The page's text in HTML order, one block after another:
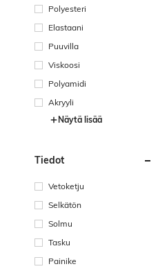
Polyesteri
Elastaani
Puuvilla
Viskoosi
Polyamidi
Akryyli
Näytä lisää
Tiedot
Vetoketju
Selkätön
Solmu
Tasku
Painike